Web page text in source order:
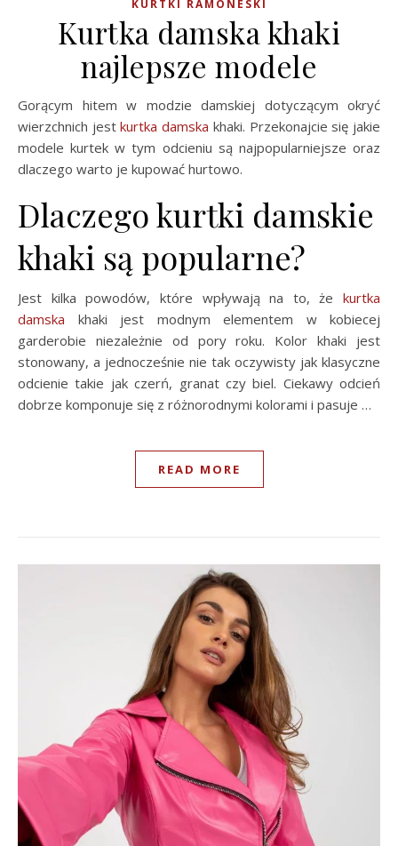
KURTKI RAMONESKI
Kurtka damska khaki
najlepsze modele
Gorącym hitem w modzie damskiej dotyczącym okryć
wierzchnich jestkurtka damska khaki. Przekonajcie się jakie
modele kurtek w tym odcieniu są najpopularniejsze oraz
dlaczego warto je kupować hurtowo.
Dlaczego kurtki damskie
khaki są popularne?
Jest kilka powodów, które wpływają na to, że kurtka
damska khaki jest modnym elementem w kobiecej
garderobie niezależnie od pory roku. Kolor khaki jest
stonowany, a jednocześnie nie tak oczywisty jak klasyczne
odcienie takie jak czerń, granat czy biel. Ciekawy odcień
dobrze komponuje się z różnorodnymi kolorami i pasuje …
READ MORE